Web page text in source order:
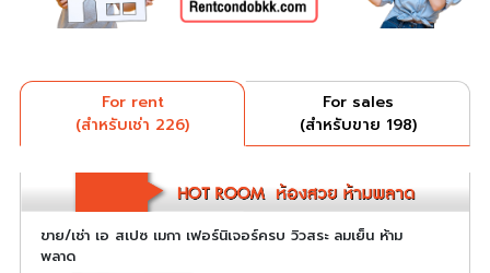
For rent
(สำหรับเช่า 226)
For sales
(สำหรับขาย 198)
ขาย/เช่า เอ สเปซ เมกา เฟอร์นิเจอร์ครบ วิวสระ ลมเย็น ห้าม
พลาด